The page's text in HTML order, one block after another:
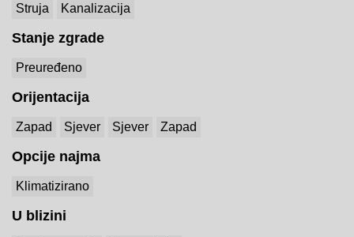
Struja Kanalizacija
Stanje zgrade
Preuređeno
Orijentacija
Zapad Sjever Sjever Zapad
Opcije najma
Klimatizirano
U blizini